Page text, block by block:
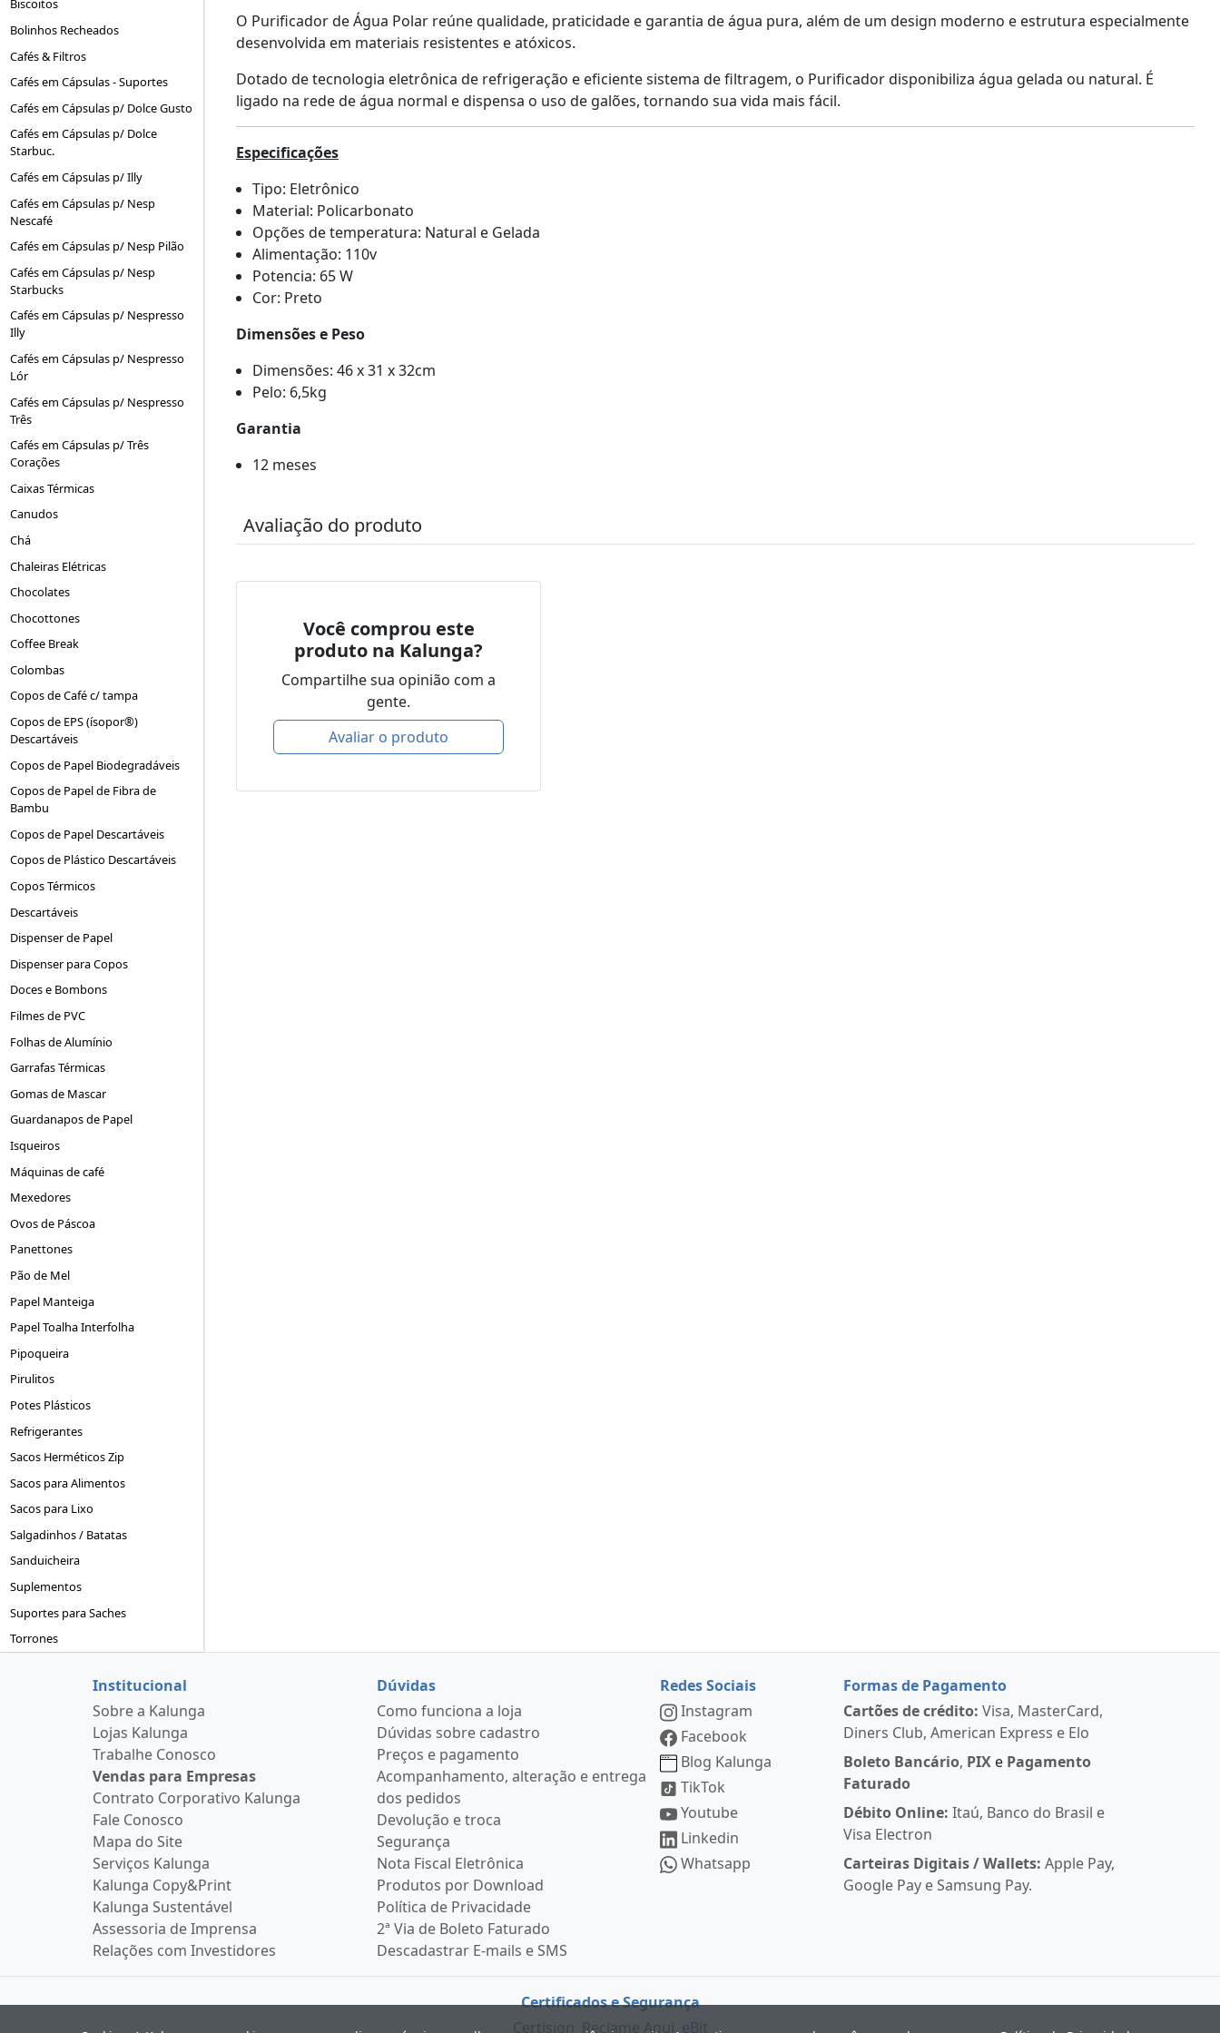
Biscoitos
Bolinhos Recheados
Cafés & Filtros
Cafés em Cápsulas - Suportes
Cafés em Cápsulas p/ Dolce Gusto
Cafés em Cápsulas p/ Dolce
Starbuc.
Cafés em Cápsulas p/ Illy
Cafés em Cápsulas p/ Nesp
Nescafé
Cafés em Cápsulas p/ Nesp Pilão
Cafés em Cápsulas p/ Nesp
Starbucks
Cafés em Cápsulas p/ Nespresso
Illy
Cafés em Cápsulas p/ Nespresso
Lór
Cafés em Cápsulas p/ Nespresso
Três
Cafés em Cápsulas p/ Três
Corações
Caixas Térmicas
Canudos
Chá
Chaleiras Elétricas
Chocolates
Chocottones
Coffee Break
Colombas
Copos de Café c/ tampa
Copos de EPS (ísopor®)
Descartáveis
Copos de Papel Biodegradáveis
Copos de Papel de Fibra de
Bambu
Copos de Papel Descartáveis
Copos de Plástico Descartáveis
Copos Térmicos
Descartáveis
Dispenser de Papel
Dispenser para Copos
Doces e Bombons
Filmes de PVC
Folhas de Alumínio
Garrafas Térmicas
Gomas de Mascar
Guardanapos de Papel
Isqueiros
Máquinas de café
Mexedores
Ovos de Páscoa
Panettones
Pão de Mel
Papel Manteiga
Papel Toalha Interfolha
Pipoqueira
Pirulitos
Potes Plásticos
Refrigerantes
Sacos Herméticos Zip
Sacos para Alimentos
Sacos para Lixo
Salgadinhos / Batatas
Sanduicheira
Suplementos
Suportes para Saches
Torrones
O Purificador de Água Polar reúne qualidade, praticidade e garantia de água pura, além de um design moderno e estrutura especialmente
desenvolvida em materiais resistentes e atóxicos.
Dotado de tecnologia eletrônica de refrigeração e eficiente sistema de filtragem, o Purificador disponibiliza água gelada ou natural. É
ligado na rede de água normal e dispensa o uso de galões, tornando sua vida mais fácil.
Especificações
Tipo: Eletrônico
Material: Policarbonato
Opções de temperatura: Natural e Gelada
Alimentação: 110v
Potencia: 65 W
Cor: Preto
Dimensões e Peso
Dimensões: 46 x 31 x 32cm
Pelo: 6,5kg
Garantia
12 meses
Avaliação do produto
Você comprou este
produto na Kalunga?
Compartilhe sua opinião com a
gente.
Avaliar o produto
Institucional
Sobre a Kalunga
Lojas Kalunga
Trabalhe Conosco
Vendas para Empresas
Contrato Corporativo Kalunga
Fale Conosco
Mapa do Site
Serviços Kalunga
Kalunga Copy&Print
Kalunga Sustentável
Assessoria de Imprensa
Relações com Investidores
Dúvidas
Como funciona a loja
Dúvidas sobre cadastro
Preços e pagamento
Acompanhamento, alteração e entrega
dos pedidos
Devolução e troca
Segurança
Nota Fiscal Eletrônica
Produtos por Download
Política de Privacidade
2ª Via de Boleto Faturado
Descadastrar E-mails e SMS
Redes Sociais
Instagram
Facebook
Blog Kalunga
TikTok
Youtube
Linkedin
Whatsapp
Formas de Pagamento
Cartões de crédito: Visa, MasterCard,
Diners Club, American Express e Elo
Boleto Bancário, PIX e Pagamento
Faturado
Débito Online: Itaú, Banco do Brasil e
Visa Electron
Carteiras Digitais / Wallets:Apple Pay,
Google Pay e Samsung Pay.
Certificados e Segurança
Certisign Reclame Aqui eBit